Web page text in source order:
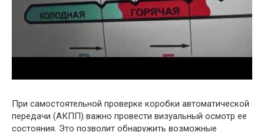
При самостоятельной проверке коробки автоматической
передачи (АКПП) важно провести визуальный осмотр ее
состояния. Это позволит обнаружить возможные